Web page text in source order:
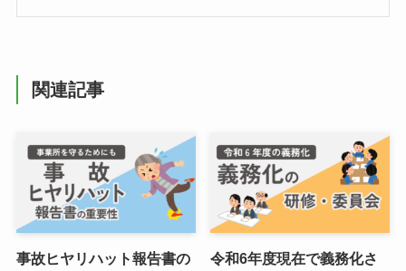
関連記事
事故ヒヤリハット報告書の
令和6年度現在で義務化さ